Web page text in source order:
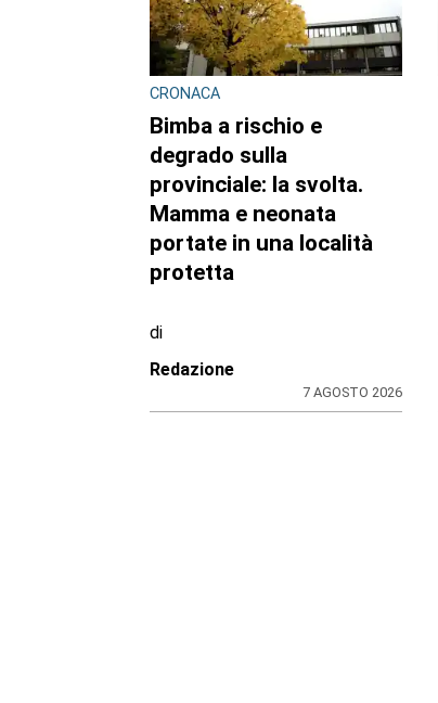
2027
Nidi comunali in
Piemonte: i Comuni
beneficiari di 1,5 milioni
per ampliare gli orari a
costo zero per le
di